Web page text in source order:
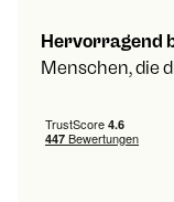
Hervorragend
Menschen, die